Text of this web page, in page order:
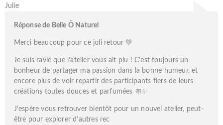
Julie
Réponse de Belle Ö Naturel
Merci beaucoup pour ce joli retour 💚
Je suis ravie que l’atelier vous ait plu ! C’est toujours un
bonheur de partager ma passion dans la bonne humeur, et
encore plus de voir repartir des participants fiers de leurs
créations toutes douces et parfumées 🧼✨
J’espère vous retrouver bientôt pour un nouvel atelier, peut-
être pour explorer d’autres rec